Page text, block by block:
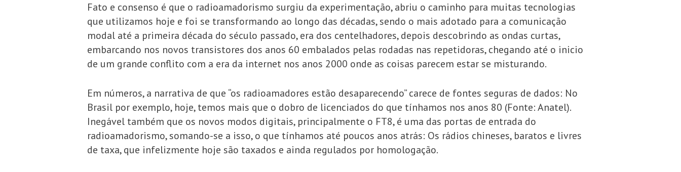
Fato e consenso é que o radioamadorismo surgiu da experimentação, abriu o caminho para muitas tecnologias
que utilizamos hoje e foi se transformando ao longo das décadas, sendo o mais adotado para a comunicação
modal até a primeira década do século passado, era dos centelhadores, depois descobrindo as ondas curtas,
embarcando nos novos transistores dos anos 60 embalados pelas rodadas nas repetidoras, chegando até o inicio
de um grande conflito com a era da internet nos anos 2000 onde as coisas parecem estar se misturando.
Em números, a narrativa de que “os radioamadores estão desaparecendo” carece de fontes seguras de dados: No
Brasil por exemplo, hoje, temos mais que o dobro de licenciados do que tínhamos nos anos 80 (Fonte: Anatel).
Inegável também que os novos modos digitais, principalmente o FT8, é uma das portas de entrada do
radioamadorismo, somando-se a isso, o que tínhamos até poucos anos atrás: Os rádios chineses, baratos e livres
de taxa, que infelizmente hoje são taxados e ainda regulados por homologação.